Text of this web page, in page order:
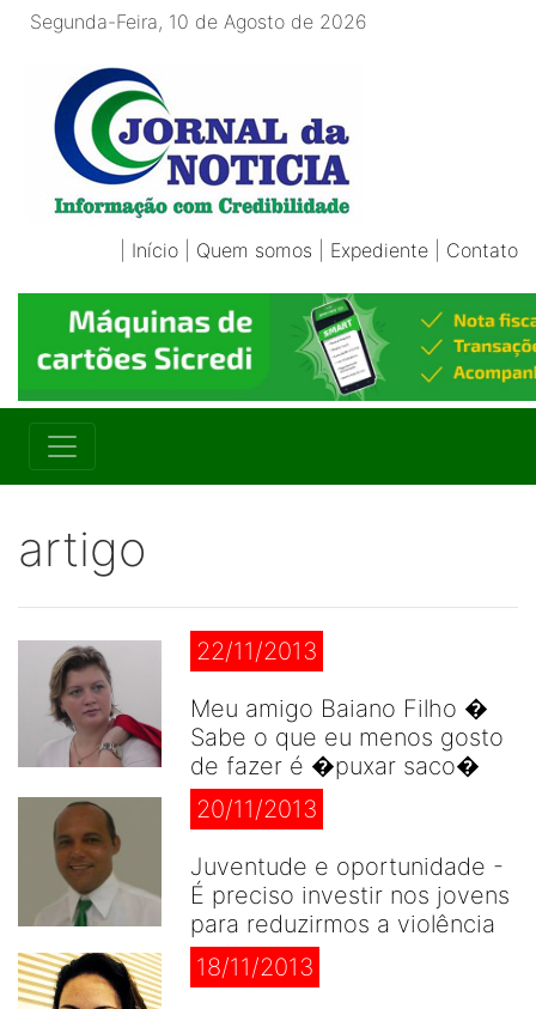
Segunda-Feira, 10 de Agosto de 2026
Início Quem somos Expediente Contato
artigo
22/11/2013
Meu amigo Baiano Filho �
Sabe o que eu menos gosto
de fazer é �puxar saco�
20/11/2013
Juventude e oportunidade -
É preciso investir nos jovens
para reduzirmos a violência
18/11/2013